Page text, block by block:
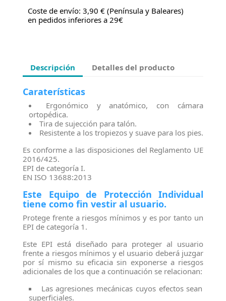
Coste de envío: 3,90 € (Península y Baleares)
en pedidos inferiores a 29€
Descripción Detalles del producto
Caraterísticas
Ergonómico y anatómico, con cámara
ortopédica.
Tira de sujección para talón.
Resistente a los tropiezos y suave para los pies.
Es conforme a las disposiciones del Reglamento UE
2016/425.
EPI de categoría I.
EN ISO 13688:2013
Este Equipo de Protección Individual
tiene como fin vestir al usuario.
Protege frente a riesgos mínimos y es por tanto un
EPI de categoría 1.
Este EPI está diseñado para proteger al usuario
frente a riesgos mínimos y el usuario deberá juzgar
por sí mismo su eficacia sin exponerse a riesgos
adicionales de los que a continuación se relacionan:
Las agresiones mecánicas cuyos efectos sean
superficiales.